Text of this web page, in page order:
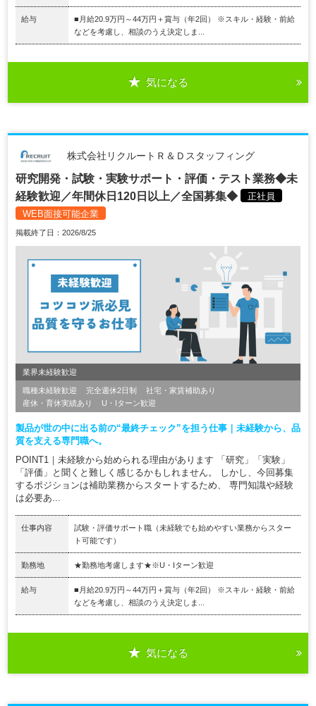
給与
■月給20.9万円～44万円＋賞与（年2回） ※スキル・経験・前給
などを考慮し、相談のうえ決定しま...
気になる
株式会社リクルートＲ＆Ｄスタッフィング
研究開発・試験・実験サポート・評価・テスト業務◆未
経験歓迎／年間休日120日以上／全国募集◆
正社員
WEB面接可能企業
掲載終了日：2026/8/25
業界未経験歓迎
職種未経験歓迎 完全週休2日制
社宅・家賃補助あり
産休・育休実績あり
U・Iターン歓迎
製品が世の中に出る前の“最終チェック”を担う仕事｜未経験から、品
質を支える専門職へ。
POINT1｜未経験から始められる理由があります 「研究」「実験」
「評価」と聞くと難しく感じるかもしれません。 しかし、今回募集
するポジションは補助業務からスタートするため、 専門知識や経験
は必要あ...
仕事内容
試験・評価サポート職（未経験でも始めやすい業務からスター
ト可能です）
勤務地 ★勤務地考慮します★※U・Iターン歓迎
給与
■月給20.9万円～44万円＋賞与（年2回） ※スキル・経験・前給
などを考慮し、相談のうえ決定しま...
気になる